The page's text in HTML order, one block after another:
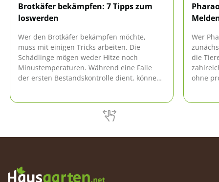
Brotkäfer bekämpfen: 7 Tipps zum
loswerden
Wer den Brotkäfer bekämpfen möchte,
muss mit einigen Tricks arbeiten. Die
Schädlinge mögen weder Hitze noch
Minustemperaturen. Während eine Falle
der ersten Bestandskontrolle dient, können
Maßnahmen verhindern einen erneuten
Wer
die
ohne